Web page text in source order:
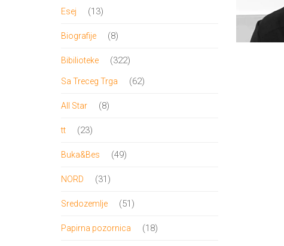
Esej 1313
Biografije 88
Bibilioteke 322322
proizvoda
Sa Treceg Trga 6262
All Star 88
tt 2323
Buka&Bes 4949
NORD 3131
Sredozemlje 5151
Papirna pozornica 1818